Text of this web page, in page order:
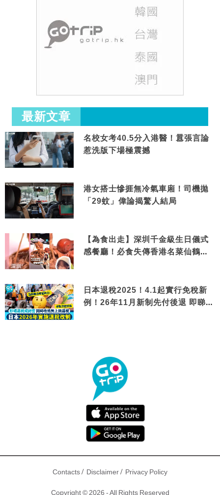
最新文章
名校女考40.5分入港醫！囂張言論
惹洗版下場極震撼
港女搭士慘捱無冷氣車廂！司機拋
「29蚊」偉論揭驚人結局
【為食出走】深圳千金級生日儀式
感餐廳！必食失傳香港名菜仙鶴神
日本退稅2025！4.1起實行免稅新
例！26年11月新制先付後退 即睇步
Contacts/ Disclaimer/ Privacy Policy
Copyright © 2026 - All Rights Reserved